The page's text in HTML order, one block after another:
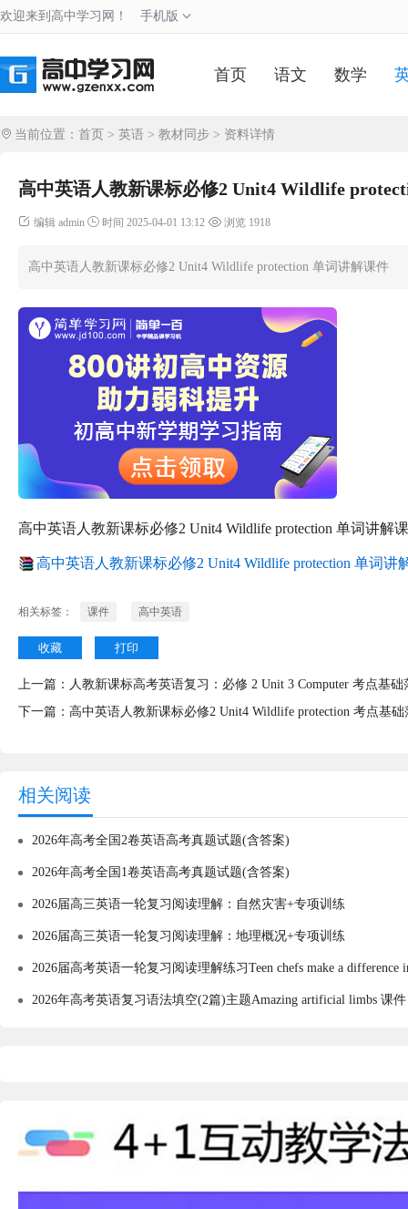
欢迎来到高中学习网！ 手机版
首页 语文 数学
当前位置： 首页 > 英语 > 教材同步 > 资料详情
高中英语人教新课标必修2 Unit4 Wildlife
编辑 admin 时间 2025-04-01 13:12 浏览 1918
高中英语人教新课标必修2 Unit4 Wildlife protection 单词讲解课件
高中英语人教新课标必修2 Unit4 Wildlife protection 单词讲解
高中英语人教新课标必修2 Unit4 Wildlife protection 单词讲
相关标签： 课件 高中英语
收藏 打印
上一篇： 人教新课标高考英语复习：必修 2 Unit 3 Computer 考点基
下一篇： 高中英语人教新课标必修2 Unit4 Wildlife protection 考点基
相关阅读
2026年高考全国2卷英语高考真题试题(含答案)
2026年高考全国1卷英语高考真题试题(含答案)
2026届高三英语一轮复习阅读理解：自然灾害+专项训练
2026届高三英语一轮复习阅读理解：地理概况+专项训练
2026届高考英语一轮复习阅读理解练习Teen chefs make a difference
2026年高考英语复习语法填空(2篇)主题Amazing artificial limbs 课件